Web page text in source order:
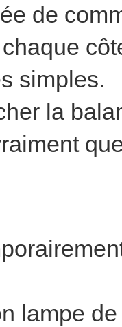
de
simples.
la
lampe